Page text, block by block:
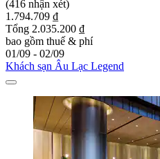
(416 nhận xét)
1.794.709 ₫
Tổng 2.035.200 ₫
bao gồm thuế & phí
01/09 - 02/09
Khách sạn Âu Lạc Legend